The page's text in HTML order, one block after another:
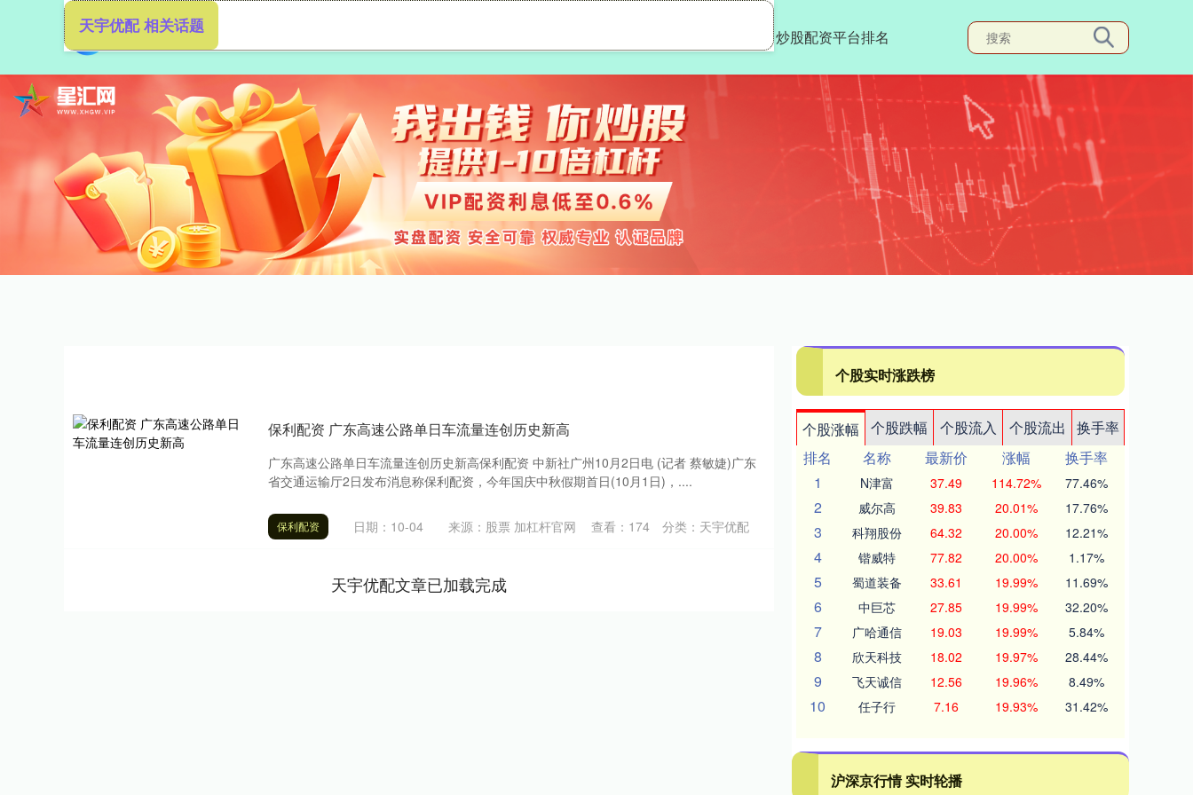
炒股配资平台排名
天宇优配 相关话题
保利配资 广东高速公路单日车流量连创历史新高
广东高速公路单日车流量连创历史新高保利配资 中新社广州10月2日电 (记者 蔡敏婕)广东
省交通运输厅2日发布消息称保利配资，今年国庆中秋假期首日(10月1日)，....
保利配资 日期：10-04 来源：股票 加杠杆官网 查看： 174 分类： 天宇优配
天宇优配文章已加载完成
个股实时涨跌榜
个股涨幅 个股跌幅 个股流入 个股流出
换手率
排名
名称 最新价 涨幅
换手率
1
N津富 37.49 114.72% 77.46%
2 威尔高 39.83 20.01% 17.76%
3 科翔股份 64.32 20.00% 12.21%
4 锴威特 77.82 20.00% 1.17%
5 蜀道装备 33.61 19.99% 11.69%
6 中巨芯 27.85 19.99% 32.20%
7 广哈通信 19.03 19.99% 5.84%
8 欣天科技 18.02 19.97% 28.44%
9 飞天诚信 12.56 19.96% 8.49%
10 任子行 7.16 19.93% 31.42%
沪深京行情 实时轮播